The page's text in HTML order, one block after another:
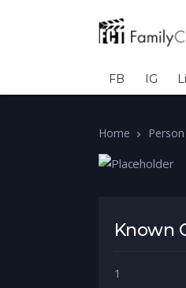
FB IG
Home Person
Known
1